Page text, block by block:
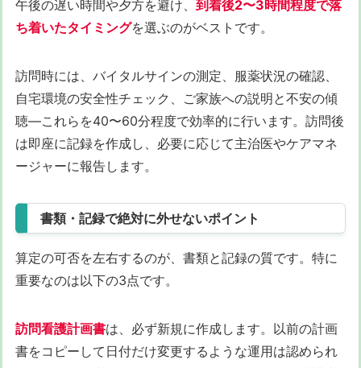
午後の遅い時間や夕方を避け、 到着後2〜3時間程度で落
ち着いたタイミングを選ぶのがベストです。
訪問時には、バイタルサインの測定、服薬状況の確認、
自宅環境の安全性チェック、ご家族への説明と不安の傾
聴—これらを40〜60分程度で効率的に行います。訪問後
は即座に記録を作成し、必要に応じて主治医やケアマネ
ージャーに報告します。
書類・記録で絶対に外せないポイント
算定の可否を左右するのが、書類と記録の質です。特に
重要なのは以下の3点です。
訪問看護計画書は、必ず新規に作成します。以前の計画
書をコピーして日付だけ変更するような運用は認められ